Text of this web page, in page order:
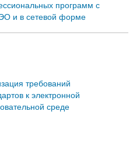
программ с
и в сетевой форме
требований
к электронной
среде